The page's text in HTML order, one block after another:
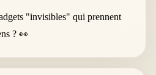
"invisibles" qui prennent
? 👀